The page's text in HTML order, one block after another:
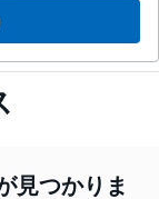
見つかりま